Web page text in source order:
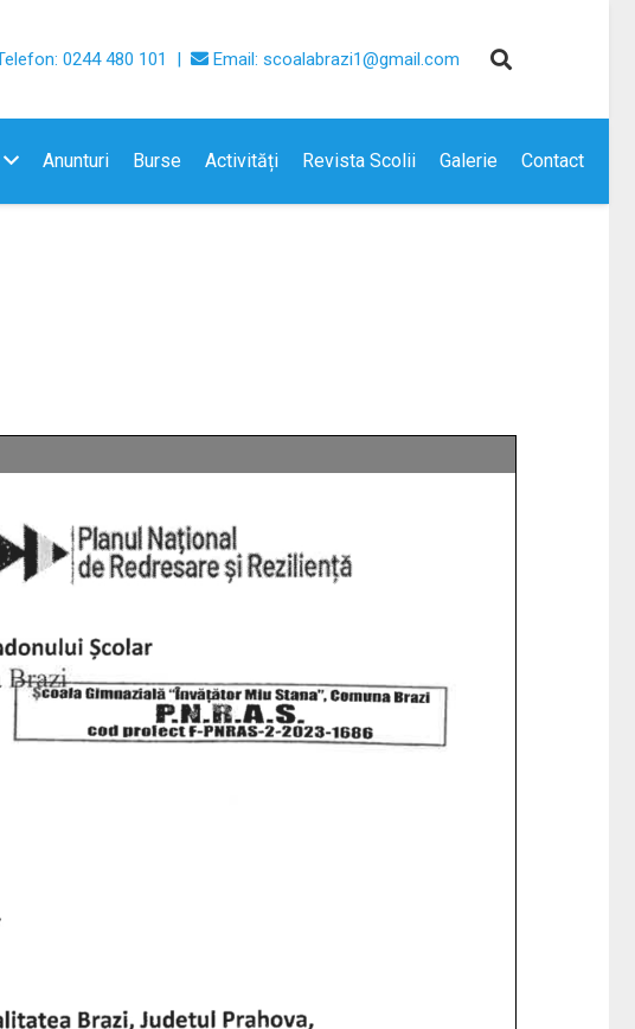
0244 480 101 | Email: scoalabrazi1@gmail.com
Anunturi Burse Activități Revista Scolii Galerie Contact